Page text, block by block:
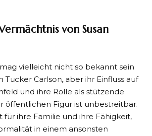
von Susan
vielleicht nicht so bekannt sein
Tucker Carlson, aber ihr Einfluss auf
und ihre Rolle als stützende
öffentlichen Figur ist unbestreitbar.
für ihre Familie und ihre Fähigkeit,
in einem ansonsten